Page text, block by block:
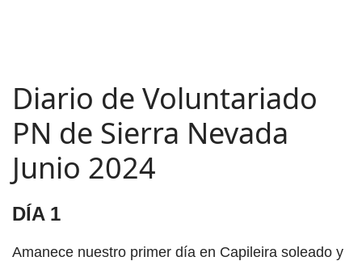
Diario de Voluntariado
PN de Sierra Nevada
Junio 2024
DÍA 1
Amanece nuestro primer día en Capileira soleado y